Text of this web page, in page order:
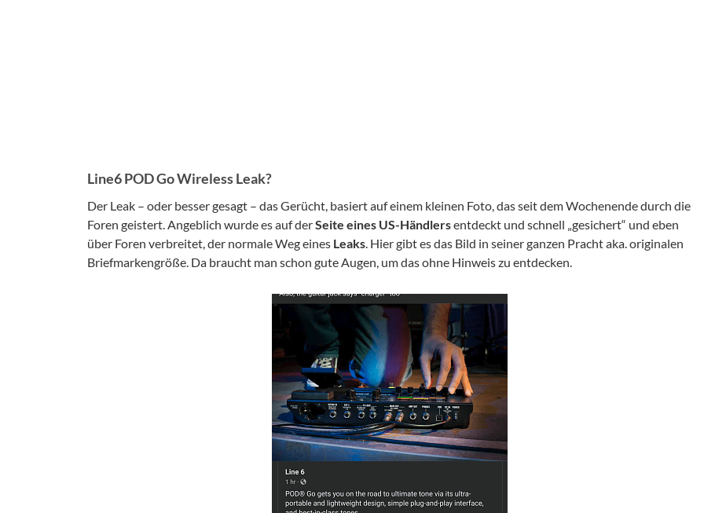
Line6 POD Go Wireless Leak?
Der Leak – oder besser gesagt – das Gerücht, basiert auf einem kleinen Foto, das seit dem Wochenende durch die
Foren geistert. Angeblich wurde es auf derSeite eines US-Händlersentdeckt und schnell „gesichert“ und eben
über Foren verbreitet, der normale Weg eines Leaks. Hier gibt es das Bild in seiner ganzen Pracht aka. originalen
Briefmarkengröße. Da braucht man schon gute Augen, um das ohne Hinweis zu entdecken.